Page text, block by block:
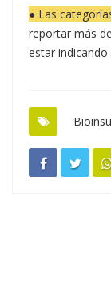
● Las
reportar más
estar